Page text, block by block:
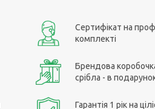
Сертифікат на
комплекті
Брендова
срібла - в
Гарантія 1 рік на